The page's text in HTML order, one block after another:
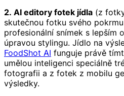
2. AI editory fotek jídla (z
skutečnou fotku svého
profesionální snímek s lepším
úpravou stylingu. Jídlo na
FoodShot AI funguje právě
umělou inteligenci speciálně
fotografii a z fotek z mobilu
výsledky.